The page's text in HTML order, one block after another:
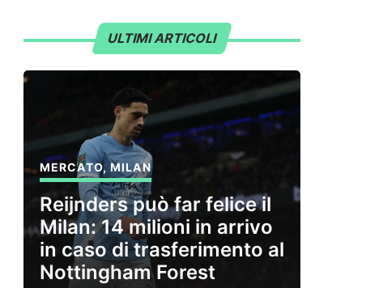
ULTIMI ARTICOLI
MERCATO, MILAN
Reijnders può far felice il
Milan: 14 milioni in arrivo
in caso di trasferimento al
Nottingham Forest